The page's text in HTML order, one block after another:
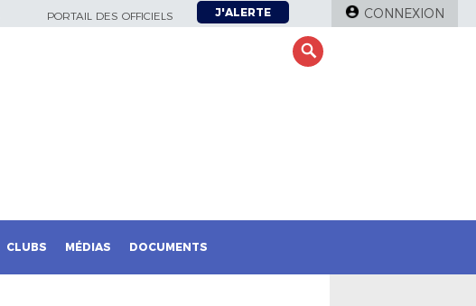
PORTAIL DES OFFICIELS J'ALERTE CONNEXION
CLUBS MÉDIAS DOCUMENTS